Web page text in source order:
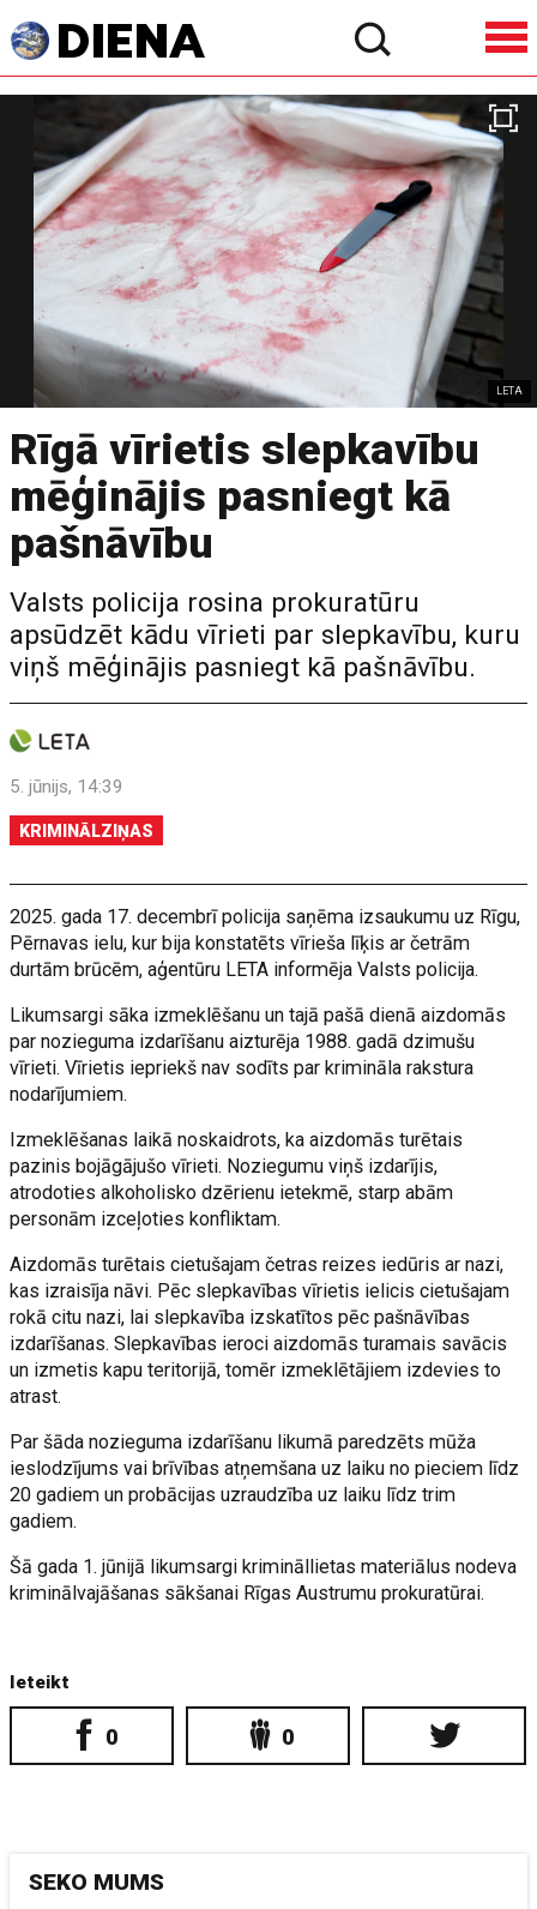
LETA
Rīgā vīrietis slepkavību
mēģinājis pasniegt kā
pašnāvību
Valsts policija rosina prokuratūru
apsūdzēt kādu vīrieti par slepkavību, kuru
viņš mēģinājis pasniegt kā pašnāvību.
5. jūnijs, 14:39
KRIMINĀLZIŅAS
2025. gada 17. decembrī policija saņēma izsaukumu uz Rīgu,
Pērnavas ielu, kur bija konstatēts vīrieša līķis ar četrām
durtām brūcēm, aģentūru LETA informēja Valsts policija.
Likumsargi sāka izmeklēšanu un tajā pašā dienā aizdomās
par nozieguma izdarīšanu aizturēja 1988. gadā dzimušu
vīrieti. Vīrietis iepriekš nav sodīts par krimināla rakstura
nodarījumiem.
Izmeklēšanas laikā noskaidrots, ka aizdomās turētais
pazinis bojāgājušo vīrieti. Noziegumu viņš izdarījis,
atrodoties alkoholisko dzērienu ietekmē, starp abām
personām izceļoties konfliktam.
Aizdomās turētais cietušajam četras reizes iedūris ar nazi,
kas izraisīja nāvi. Pēc slepkavības vīrietis ielicis cietušajam
rokā citu nazi, lai slepkavība izskatītos pēc pašnāvības
izdarīšanas. Slepkavības ieroci aizdomās turamais savācis
un izmetis kapu teritorijā, tomēr izmeklētājiem izdevies to
atrast.
Par šāda nozieguma izdarīšanu likumā paredzēts mūža
ieslodzījums vai brīvības atņemšana uz laiku no pieciem līdz
20 gadiem un probācijas uzraudzība uz laiku līdz trim
gadiem.
Šā gada 1. jūnijā likumsargi krimināllietas materiālus nodeva
kriminālvajāšanas sākšanai Rīgas Austrumu prokuratūrai.
Ieteikt
0 0
SEKO MUMS